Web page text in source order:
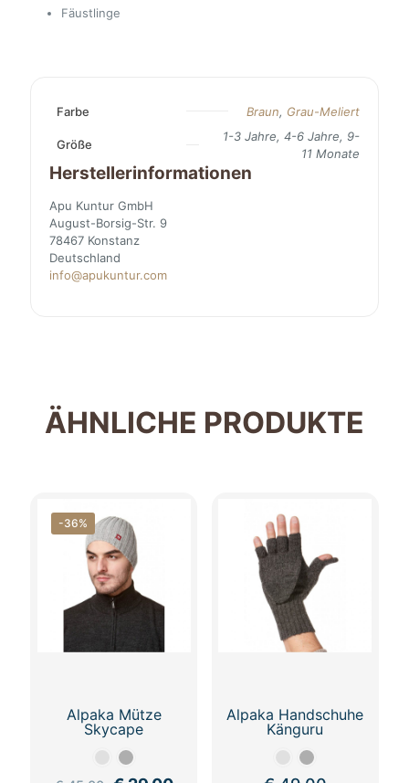
Fäustlinge
Farbe Braun, Grau-Meliert
Größe
1-3 Jahre, 4-6 Jahre, 9-
11 Monate
Herstellerinformationen
Apu Kuntur GmbH
August-Borsig-Str. 9
78467 Konstanz
Deutschland
info@apukuntur.com
ÄHNLICHE PRODUKTE
-36%
Alpaka Mütze
Skycape
Alpaka Handschuhe
Känguru